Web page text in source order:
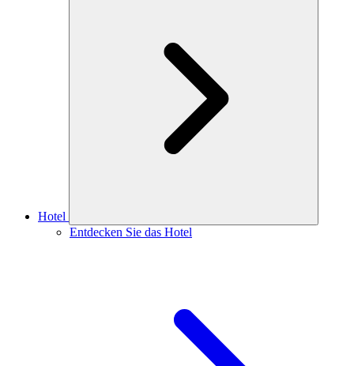
Hotel
Entdecken Sie das Hotel